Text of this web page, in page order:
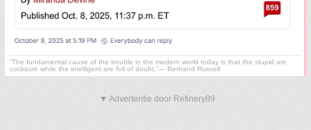
“The fundamental cause of the trouble in the modern world today is that the stupid are
cocksure while the intelligent are full of doubt.”— Bertrand Russell
▼ Advertentie door Refinery89